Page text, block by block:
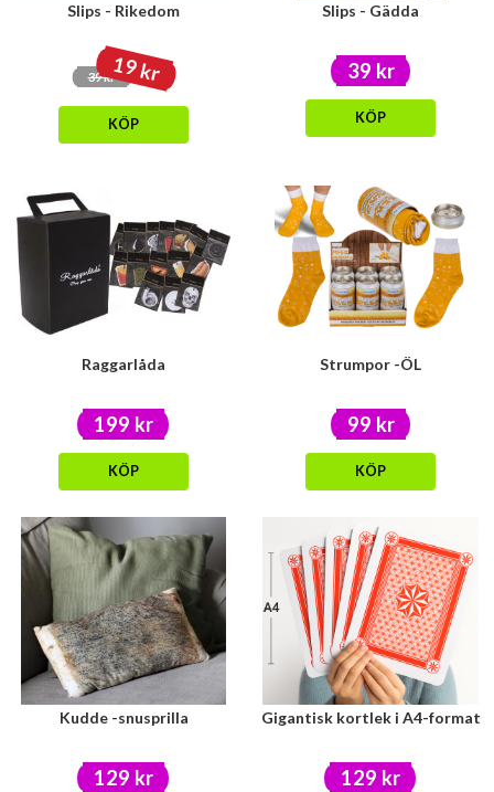
Slips - Rikedom
39 kr19 kr
KÖP
Slips - Gädda
39 kr
KÖP
Raggarlåda
199 kr
KÖP
Strumpor -ÖL
99 kr
KÖP
Kudde -snusprilla
129 kr
Gigantisk kortlek i A4-format
129 kr